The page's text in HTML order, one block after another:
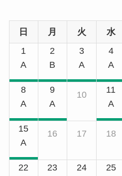
日 月 火 水
1
A
2
B
3
A
4
A
8
A
9
A
10
11
A
15
A
16 17 18
22
23
24
25